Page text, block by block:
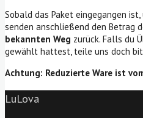
Sobald das Paket eingegangen
senden anschließend den Betrag
bekannten Weg zurück. Falls du
gewählt hattest, teile uns doch
Achtung: Reduzierte Ware ist
LuLova